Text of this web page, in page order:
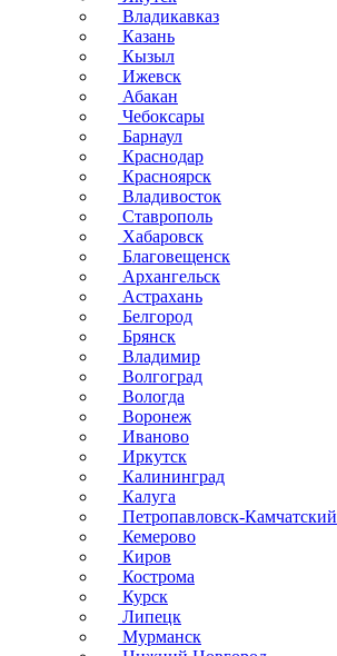
Владикавказ
Казань
Кызыл
Ижевск
Абакан
Чебоксары
Барнаул
Краснодар
Красноярск
Владивосток
Ставрополь
Хабаровск
Благовещенск
Архангельск
Астрахань
Белгород
Брянск
Владимир
Волгоград
Вологда
Воронеж
Иваново
Иркутск
Калининград
Калуга
Петропавловск-Камчатский
Кемерово
Киров
Кострома
Курск
Липецк
Мурманск